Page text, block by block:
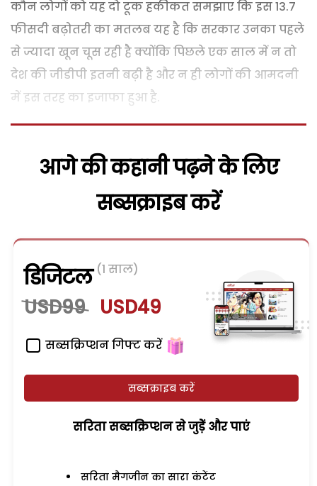
कौन लोगों को यह दो टूक हकीकत समझाए कि इस 13.7
फीसदी बढ़ोतरी का मतलब यह है कि सरकार उनका पहले
से ज्यादा खून चूस रही है क्योंकि पिछले एक साल में न तो
देश की जीडीपी इतनी बढ़ी है और न ही लोगों की आमदनी
में इस तरह का इजाफा हुआ है.
आगे की कहानी पढ़ने के लिए
सब्सक्राइब करें
डिजिटल (1 साल)
USD99 USD49
सब्सक्रिप्शन गिफ्ट करें
सब्सक्राइब करें
सरिता सब्सक्रिप्शन से जुड़ेें और पाएं
सरिता मैगजीन का सारा कंटेंट